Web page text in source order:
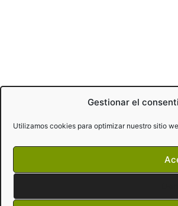
Gestionar el
Utilizamos cookies para optimizar nuestro sitio